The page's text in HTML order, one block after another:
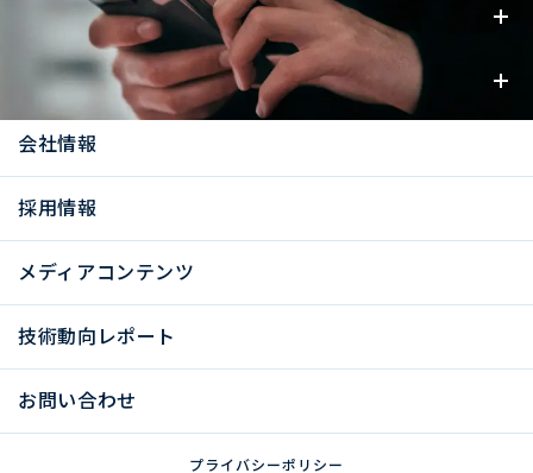
事業内容
お知らせ
会社情報
採用情報
メディアコンテンツ
技術動向レポート
お問い合わせ
プライバシーポリシー